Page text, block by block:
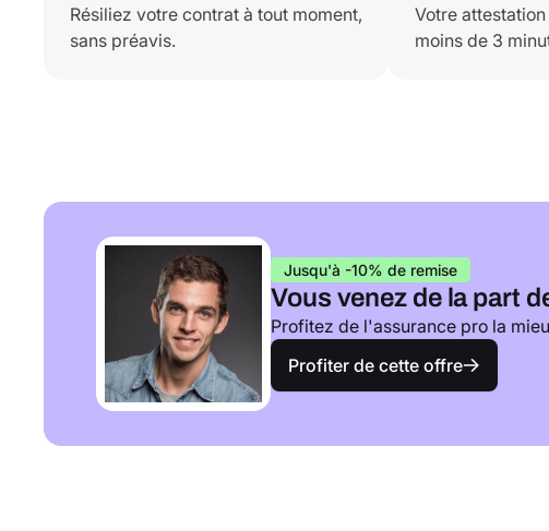
Résiliez votre contrat à tout moment,
sans préavis.
Votre
moins de 3
Jusqu'à -10% de remise
Vous venez de la part
Profitez de l'assurance pro la
Profiter de cette offre